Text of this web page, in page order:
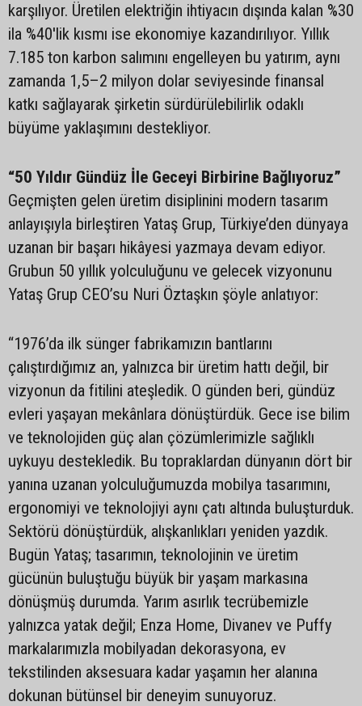
karşılıyor. Üretilen elektriğin ihtiyacın dışında kalan %30
ila %40'lik kısmı ise ekonomiye kazandırılıyor. Yıllık
7.185 ton karbon salımını engelleyen bu yatırım, aynı
zamanda 1,5–2 milyon dolar seviyesinde finansal
katkı sağlayarak şirketin sürdürülebilirlik odaklı
büyüme yaklaşımını destekliyor.
“50 Yıldır Gündüz İle Geceyi Birbirine Bağlıyoruz”
Geçmişten gelen üretim disiplinini modern tasarım
anlayışıyla birleştiren Yataş Grup, Türkiye’den dünyaya
uzanan bir başarı hikâyesi yazmaya devam ediyor.
Grubun 50 yıllık yolculuğunu ve gelecek vizyonunu
Yataş Grup CEO’su Nuri Öztaşkın şöyle anlatıyor:
“1976’da ilk sünger fabrikamızın bantlarını
çalıştırdığımız an, yalnızca bir üretim hattı değil, bir
vizyonun da fitilini ateşledik. O günden beri, gündüz
evleri yaşayan mekânlara dönüştürdük. Gece ise bilim
ve teknolojiden güç alan çözümlerimizle sağlıklı
uykuyu destekledik. Bu topraklardan dünyanın dört bir
yanına uzanan yolculuğumuzda mobilya tasarımını,
ergonomiyi ve teknolojiyi aynı çatı altında buluşturduk.
Sektörü dönüştürdük, alışkanlıkları yeniden yazdık.
Bugün Yataş; tasarımın, teknolojinin ve üretim
gücünün buluştuğu büyük bir yaşam markasına
dönüşmüş durumda. Yarım asırlık tecrübemizle
yalnızca yatak değil; Enza Home, Divanev ve Puffy
markalarımızla mobilyadan dekorasyona, ev
tekstilinden aksesuara kadar yaşamın her alanına
dokunan bütünsel bir deneyim sunuyoruz.